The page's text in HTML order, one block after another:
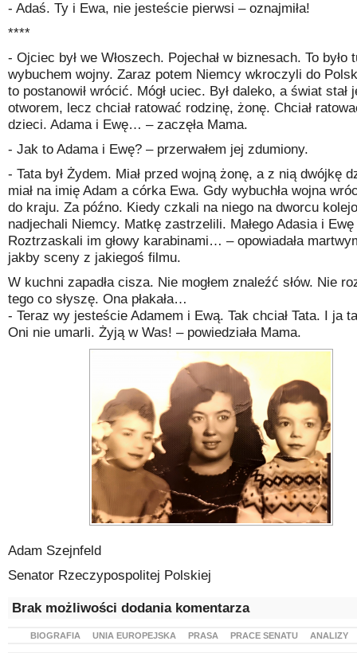
- Adaś. Ty i Ewa, nie jesteście pierwsi – oznajmiła!
****
- Ojciec był we Włoszech. Pojechał w biznesach. To było
wybuchem wojny. Zaraz potem Niemcy wkroczyli do
to postanowił wrócić. Mógł uciec. Był daleko, a świat stał
otworem, lecz chciał ratować rodzinę, żonę. Chciał
dzieci. Adama i Ewę… – zaczęła Mama.
- Jak to Adama i Ewę? – przerwałem jej zdumiony.
- Tata był Żydem. Miał przed wojną żonę, a z nią dwójkę
miał na imię Adam a córka Ewa. Gdy wybuchła wojna
do kraju. Za późno. Kiedy czkali na niego na dworcu
nadjechali Niemcy. Matkę zastrzelili. Małego Adasia i
Roztrzaskali im głowy karabinami… – opowiadała
jakby sceny z jakiegoś filmu.
W kuchni zapadła cisza. Nie mogłem znaleźć słów. Nie
tego co słyszę. Ona płakała…
- Teraz wy jesteście Adamem i Ewą. Tak chciał Tata. I ja
Oni nie umarli. Żyją w Was! – powiedziała Mama.
Adam Szejnfeld
Senator Rzeczypospolitej Polskiej
Brak możliwości dodania komentarza
BIOGRAFIA UNIA EUROPEJSKA PRASA PRACE SENATU ANALIZY